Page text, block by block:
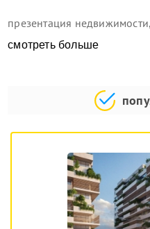
презентация
смотреть больше